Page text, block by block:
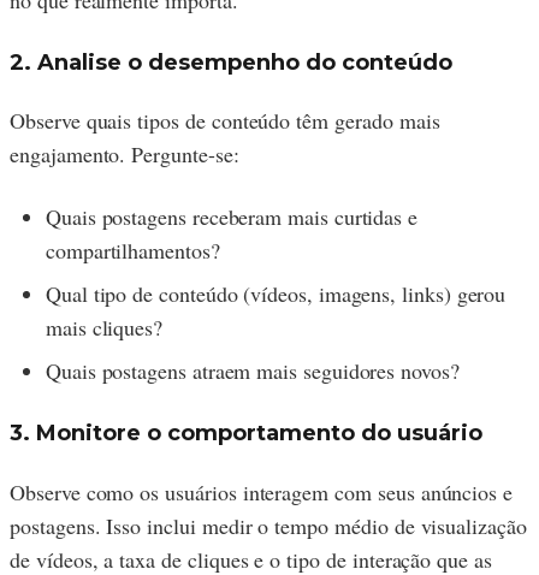
2. Analise o desempenho do conteúdo
Observe quais tipos de conteúdo têm gerado mais
engajamento. Pergunte-se:
Quais postagens receberam mais curtidas e
compartilhamentos?
Qual tipo de conteúdo (vídeos, imagens, links) gerou
mais cliques?
Quais postagens atraem mais seguidores novos?
3. Monitore o comportamento do usuário
Observe como os usuários interagem com seus anúncios e
postagens. Isso inclui medir o tempo médio de visualização
de vídeos, a taxa de cliques e o tipo de interação que as